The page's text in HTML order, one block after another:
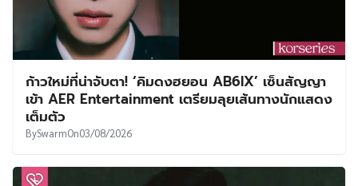
ก้าวใหม่ที่น่าจับตา! ‘คิมดงฮยอน AB6IX’ เซ็นสัญญา
เข้า AER Entertainment เตรียมลุยเส้นทางนักแสดง
เต็มตัว
BySwarmOn03/08/2026